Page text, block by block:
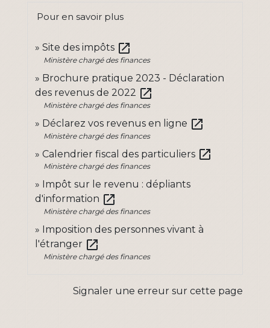
Pour en savoir plus
Site des impôts open_in_new
Ministère chargé des finances
Brochure pratique 2023 - Déclaration
des revenus de 2022 open_in_new
Ministère chargé des finances
Déclarez vos revenus en ligne open_in_new
Ministère chargé des finances
Calendrier fiscal des particuliers open_in_new
Ministère chargé des finances
Impôt sur le revenu : dépliants
d'information open_in_new
Ministère chargé des finances
Imposition des personnes vivant à
l'étranger open_in_new
Ministère chargé des finances
Signaler une erreur sur cette page